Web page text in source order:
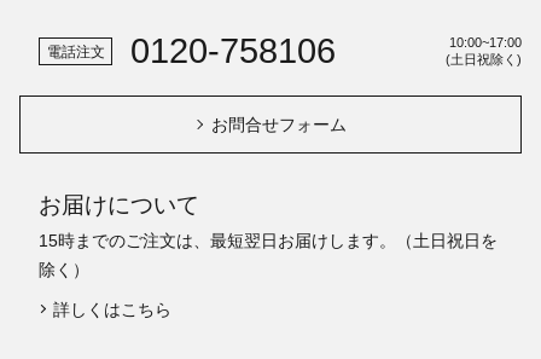
電話注文 0120-758106
10:00~17:00
(土日祝除く)
お問合せフォーム
お届けについて
15時までのご注文は、最短翌日お届けします。（土日祝日を
除く）
詳しくはこちら